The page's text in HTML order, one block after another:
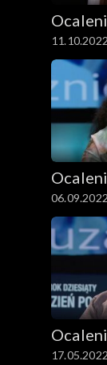
Ocaleni
11.10.2022
Ocaleni
06.09.2022
Ocaleni
17.05.2022